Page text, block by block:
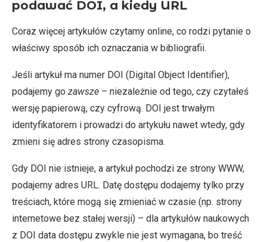
podawać DOI, a kiedy URL
Coraz więcej artykułów czytamy online, co rodzi pytanie o
właściwy sposób ich oznaczania w bibliografii.
Jeśli artykuł ma numer DOI (Digital Object Identifier),
podajemy go zawsze – niezależnie od tego, czy czytałeś
wersję papierową, czy cyfrową. DOI jest trwałym
identyfikatorem i prowadzi do artykułu nawet wtedy, gdy
zmieni się adres strony czasopisma.
Gdy DOI nie istnieje, a artykuł pochodzi ze strony WWW,
podajemy adres URL. Datę dostępu dodajemy tylko przy
treściach, które mogą się zmieniać w czasie (np. strony
internetowe bez stałej wersji) – dla artykułów naukowych
z DOI data dostępu zwykle nie jest wymagana, bo treść